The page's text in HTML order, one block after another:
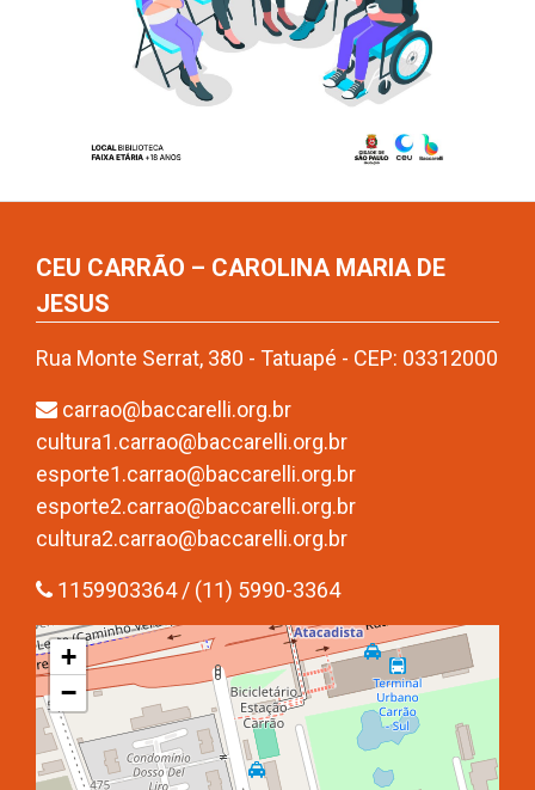
CEU CARRÃO – CAROLINA MARIA DE
JESUS
Rua Monte Serrat, 380 - Tatuapé - CEP: 03312000
carrao@baccarelli.org.br
cultura1.carrao@baccarelli.org.br
esporte1.carrao@baccarelli.org.br
esporte2.carrao@baccarelli.org.br
cultura2.carrao@baccarelli.org.br
1159903364 / (11) 5990-3364
+
−